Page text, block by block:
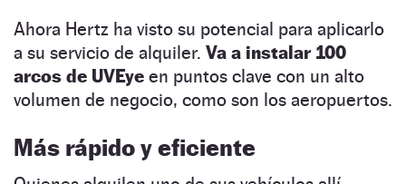
Ahora Hertz ha visto su potencial para aplicarlo
a su servicio de alquiler. Va a instalar 100
arcos de UVEye en puntos clave con un alto
volumen de negocio, como son los aeropuertos.
Más rápido y eficiente